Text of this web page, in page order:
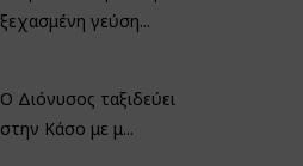
ξεχασμένη γεύση...
Ο Διόνυσος ταξιδεύει
στην Κάσο με μ...